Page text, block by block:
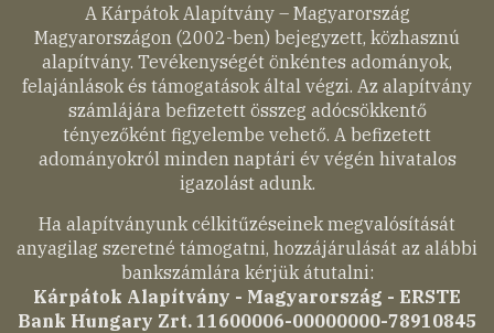
A Kárpátok Alapítvány – Magyarország
Magyarországon (2002-ben) bejegyzett, közhasznú
alapítvány. Tevékenységét önkéntes adományok,
felajánlások és támogatások által végzi. Az alapítvány
számlájára befizetett összeg adócsökkentő
tényezőként figyelembe vehető. A befizetett
adományokról minden naptári év végén hivatalos
igazolást adunk.
Ha alapítványunk célkitűzéseinek megvalósítását
anyagilag szeretné támogatni, hozzájárulását az alábbi
bankszámlára kérjük átutalni:
Kárpátok Alapítvány - Magyarország - ERSTE
Bank Hungary Zrt. 11600006-00000000-78910845